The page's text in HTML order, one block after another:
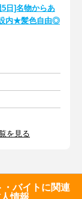
5日]名物からあ
内★髪色自由◎
を見る
・バイトに関連
情報